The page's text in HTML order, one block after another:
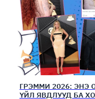
ГРЭММИ 2026: ЭНЭ
ҮЙЛ ЯВДЛУУД БА